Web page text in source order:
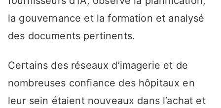
la gouvernance et la formation et analysé
des documents pertinents.
Certains des réseaux d’imagerie et de
nombreuses confiance des hôpitaux en
leur sein étaient nouveaux dans l’achat et